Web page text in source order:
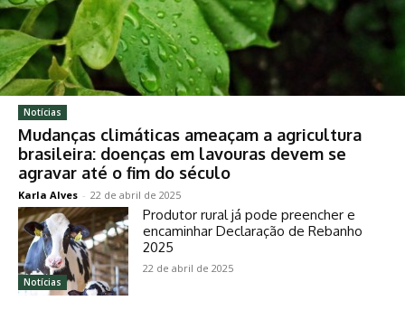
Notícias
Mudanças climáticas ameaçam a agricultura
brasileira: doenças em lavouras devem se
agravar até o fim do século
Karla Alves - 22 de abril de 2025
Notícias
Produtor rural já pode preencher e
encaminhar Declaração de Rebanho
2025
22 de abril de 2025